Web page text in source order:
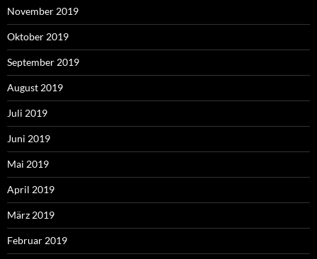
November 2019
Oktober 2019
September 2019
August 2019
Juli 2019
Juni 2019
Mai 2019
April 2019
März 2019
Februar 2019